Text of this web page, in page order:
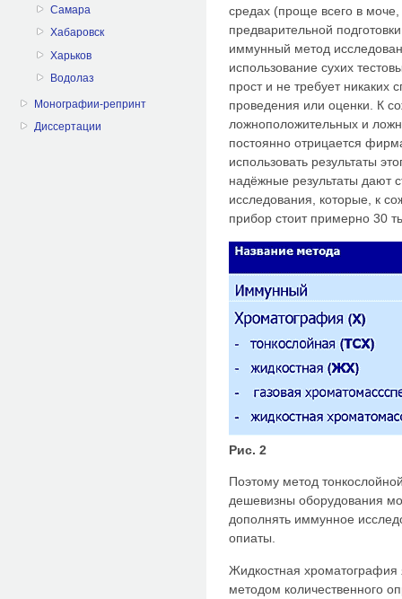
Самара
Хабаровск
Харьков
Водолаз
Монографии-репринт
Диссертации
средах (проще всего в моче,
предварительной
иммунный метод
использование сухих
прост и не требует никаких
проведения или оценки. К
ложноположительных и
постоянно отрицается
использовать результаты
надёжные результаты дают
исследования, которые, к
прибор стоит примерно 30
Рис. 2
Поэтому метод
дешевизны оборудования
дополнять иммунное
опиаты.
Жидкостная
методом количественного